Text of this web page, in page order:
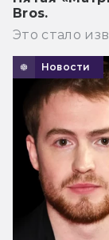
Bros.
Это стало
Новости